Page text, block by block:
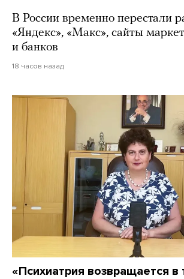
В России временно перестали
«Яндекс», «Макс», сайты
и банков
18 часов назад
«Психиатрия возвращается